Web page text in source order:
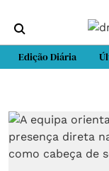
Edição Diária